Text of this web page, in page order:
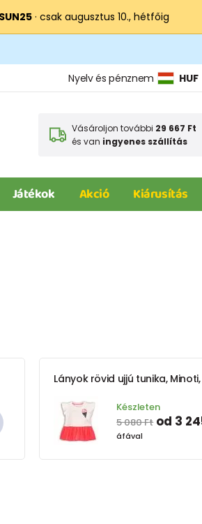
SUN25· csak augusztus 10., hétfőig
Nyelv és pénznem HUF
Vásároljon további 29 667 Ft
és van ingyenes szállítás
Játékok Akció Kiárusítás
Lányok rövid ujjú tunika,
Készleten
5 080 Ft od 3
áfával